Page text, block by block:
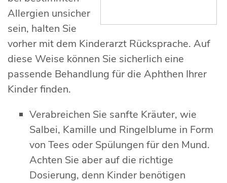
Allergien unsicher
sein, halten Sie
vorher mit dem Kinderarzt Rücksprache. Auf
diese Weise können Sie sicherlich eine
passende Behandlung für die Aphthen Ihrer
Kinder finden.
Verabreichen Sie sanfte Kräuter, wie
Salbei, Kamille und Ringelblume in Form
von Tees oder Spülungen für den Mund.
Achten Sie aber auf die richtige
Dosierung, denn Kinder benötigen